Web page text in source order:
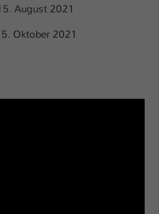
August 2021
Oktober 2021